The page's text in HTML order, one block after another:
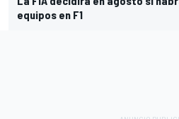
equipos en F1